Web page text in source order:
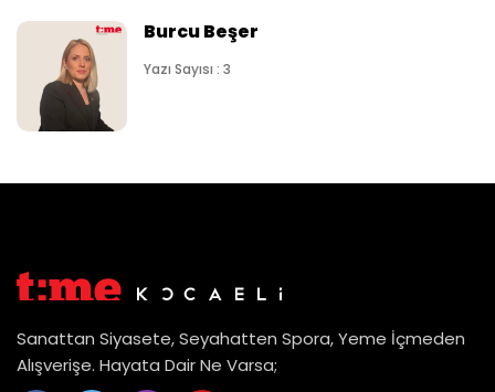
Burcu Beşer
Yazı Sayısı : 3
Sanattan Siyasete, Seyahatten Spora, Yeme İçmeden
Alışverişe. Hayata Dair Ne Varsa;